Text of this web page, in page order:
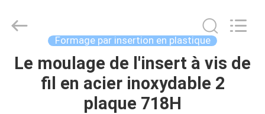
MAISON
injection
Supplier.
Formage par insertion en plastique
Le moulage de l'insert à vis de
fil en acier inoxydable 2
plaque 718H